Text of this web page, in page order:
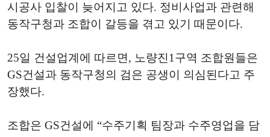
시공사 입찰이 늦어지고 있다. 정비사업과 관련해
동작구청과 조합이 갈등을 겪고 있기 때문이다.
25일 건설업계에 따르면, 노량진1구역 조합원들은
GS건설과 동작구청의 검은 공생이 의심된다고 주
장했다.
조합은 GS건설에 “수주기획 팀장과 수주영업을 담